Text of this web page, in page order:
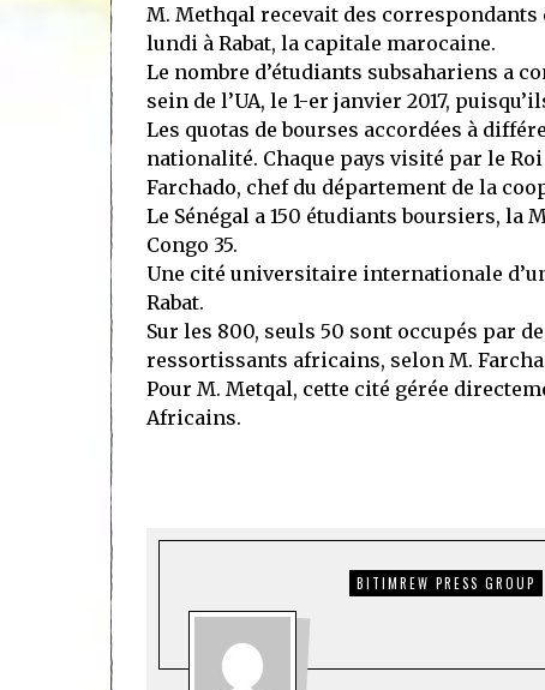
M. Methqal recevait des
lundi à Rabat, la capitale marocaine.
Le nombre d’étudiants subsahariens a
sein de l’UA, le 1-er janvier 2017,
Les quotas de bourses accordées à
nationalité. Chaque pays visité par le
Farchado, chef du département de la
Le Sénégal a 150 étudiants boursiers, la
Congo 35.
Une cité universitaire internationale
Rabat.
Sur les 800, seuls 50 sont occupés par
ressortissants africains, selon M.
Pour M. Metqal, cette cité gérée
Africains.
BITIMREW PRESS GROUP